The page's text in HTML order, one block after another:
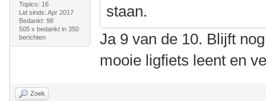
Topics: 16
Lid sinds: Apr 2017
Bedankt: 98
505 x bedankt in 350
berichten
staan.
Ja 9 van de 10. Blijft
mooie ligfiets leent en
Zoek